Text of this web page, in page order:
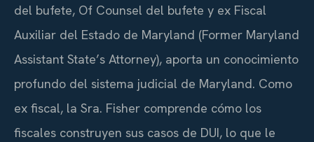
del bufete, Of Counsel del bufete y ex Fiscal
Auxiliar del Estado de Maryland (Former Maryland
Assistant State’s Attorney), aporta un conocimiento
profundo del sistema judicial de Maryland. Como
ex fiscal, la Sra. Fisher comprende cómo los
fiscales construyen sus casos de DUI, lo que le